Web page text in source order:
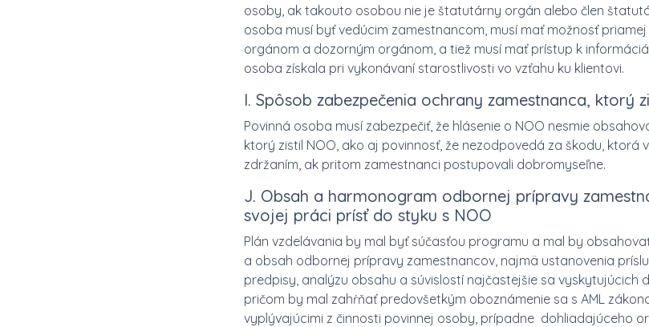
osoby, ak takouto osobou nie je štatutárny orgán alebo člen
osoba musí byť vedúcim zamestnancom, musí mať možnosť
orgánom a dozorným orgánom, a tiež musí mať prístup k
osoba získala pri vykonávaní starostlivosti vo vzťahu ku klientovi.
I. Spôsob zabezpečenia ochrany zamestnanca, ktorý
Povinná osoba musí zabezpečiť, že hlásenie o NOO nesmie
ktorý zistil NOO, ako aj povinnosť, že nezodpovedá za škodu, ktorá
zdržaním, ak pritom zamestnanci postupovali dobromyseľne.
J. Obsah a harmonogram odbornej prípravy
svojej práci prísť do styku s NOO
Plán vzdelávania by mal byť súčasťou programu a mal by
a obsah odbornej prípravy zamestnancov, najmä ustanovenia
predpisy, analýzu obsahu a súvislostí najčastejšie sa vyskytujúcich
pričom by mal zahŕňať predovšetkým oboznámenie sa s AML
vyplývajúcimi z činnosti povinnej osoby, prípadne dohliadajúceho